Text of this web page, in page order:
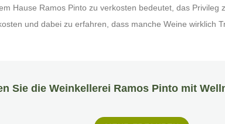
Hause Ramos Pinto zu verkosten bedeutet, das Privileg
und dabei zu erfahren, dass manche Weine wirklich
Sie die Weinkellerei Ramos Pinto mit